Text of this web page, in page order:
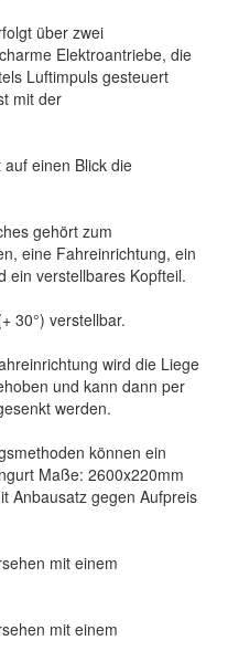
über zwei
Elektroantriebe, die
Luftimpuls gesteuert
mit der
einen Blick die
gehört zum
eine Fahreinrichtung, ein
ein verstellbares Kopfteil.
30°) verstellbar.
wird die Liege
und kann dann per
werden.
können ein
Maße: 2600x220mm
Anbausatz gegen Aufpreis
mit einem
mit einem